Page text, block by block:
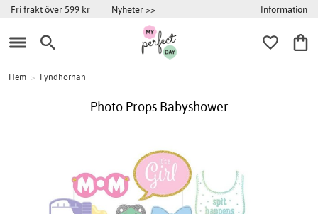
Fri frakt över 599 kr Nyheter >> Information
Hem > Fyndhörnan
Photo Props Babyshower